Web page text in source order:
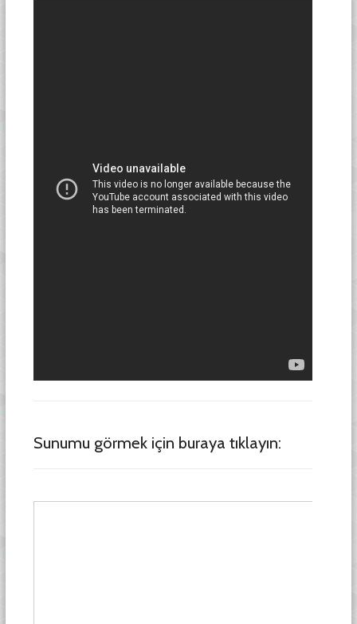
Sunumu görmek için buraya tıklayın: